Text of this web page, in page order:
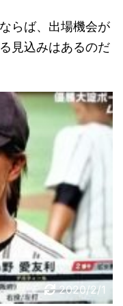
らば、出場機会が
見込みはあるのだ
2020/2/1